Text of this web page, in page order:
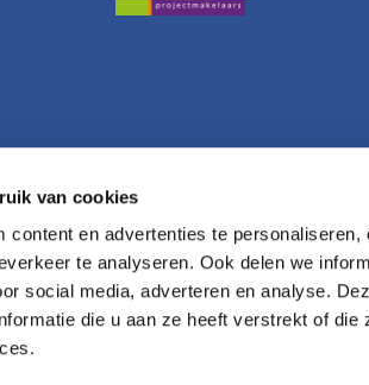
van cookies
content en advertenties te
te analyseren. Ook delen we
social media, adverteren en analyse.
die u aan ze heeft verstrekt of die